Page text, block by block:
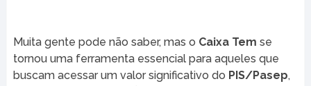
Muita gente pode não saber, mas o Caixa Tem se
tornou uma ferramenta essencial para aqueles que
buscam acessar um valor significativo do PIS/Pasep,